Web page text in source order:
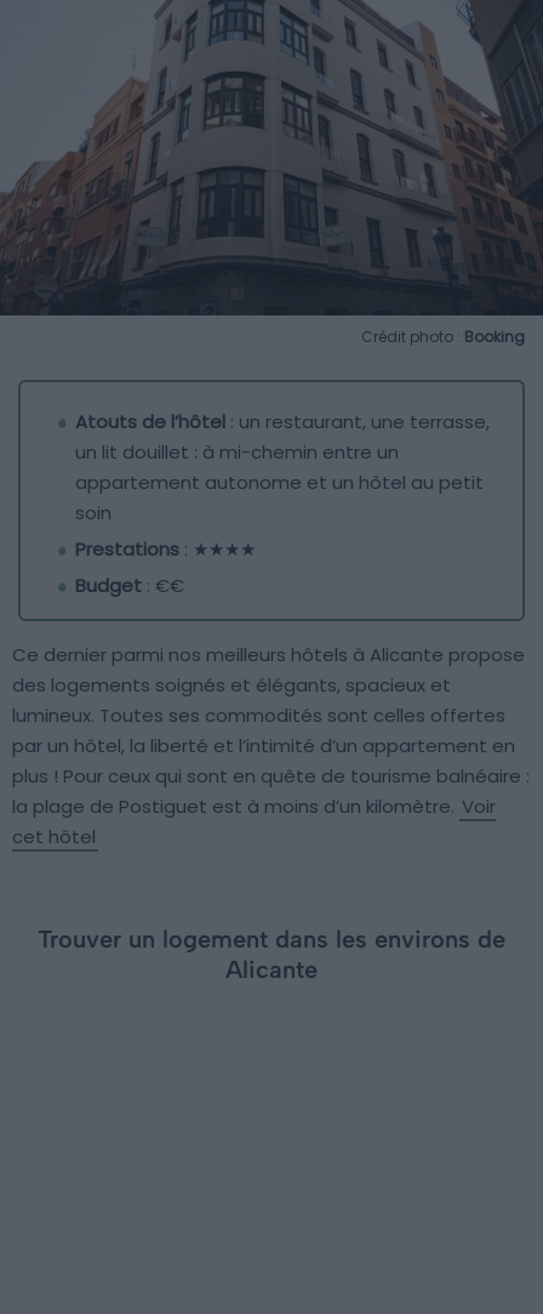
Crédit photo : Booking
Atouts de l’hôtel : un restaurant, une terrasse,
un lit douillet : à mi-chemin entre un
appartement autonome et un hôtel au petit
soin
Prestations : ★★★★
Budget : €€
Ce dernier parmi nos meilleurs hôtels à Alicante propose
des logements soignés et élégants, spacieux et
lumineux. Toutes ses commodités sont celles offertes
par un hôtel, la liberté et l’intimité d’un appartement en
plus ! Pour ceux qui sont en quête de tourisme balnéaire :
la plage de Postiguet est à moins d’un kilomètre. Voir
cet hôtel
Trouver un logement dans les environs de
Alicante